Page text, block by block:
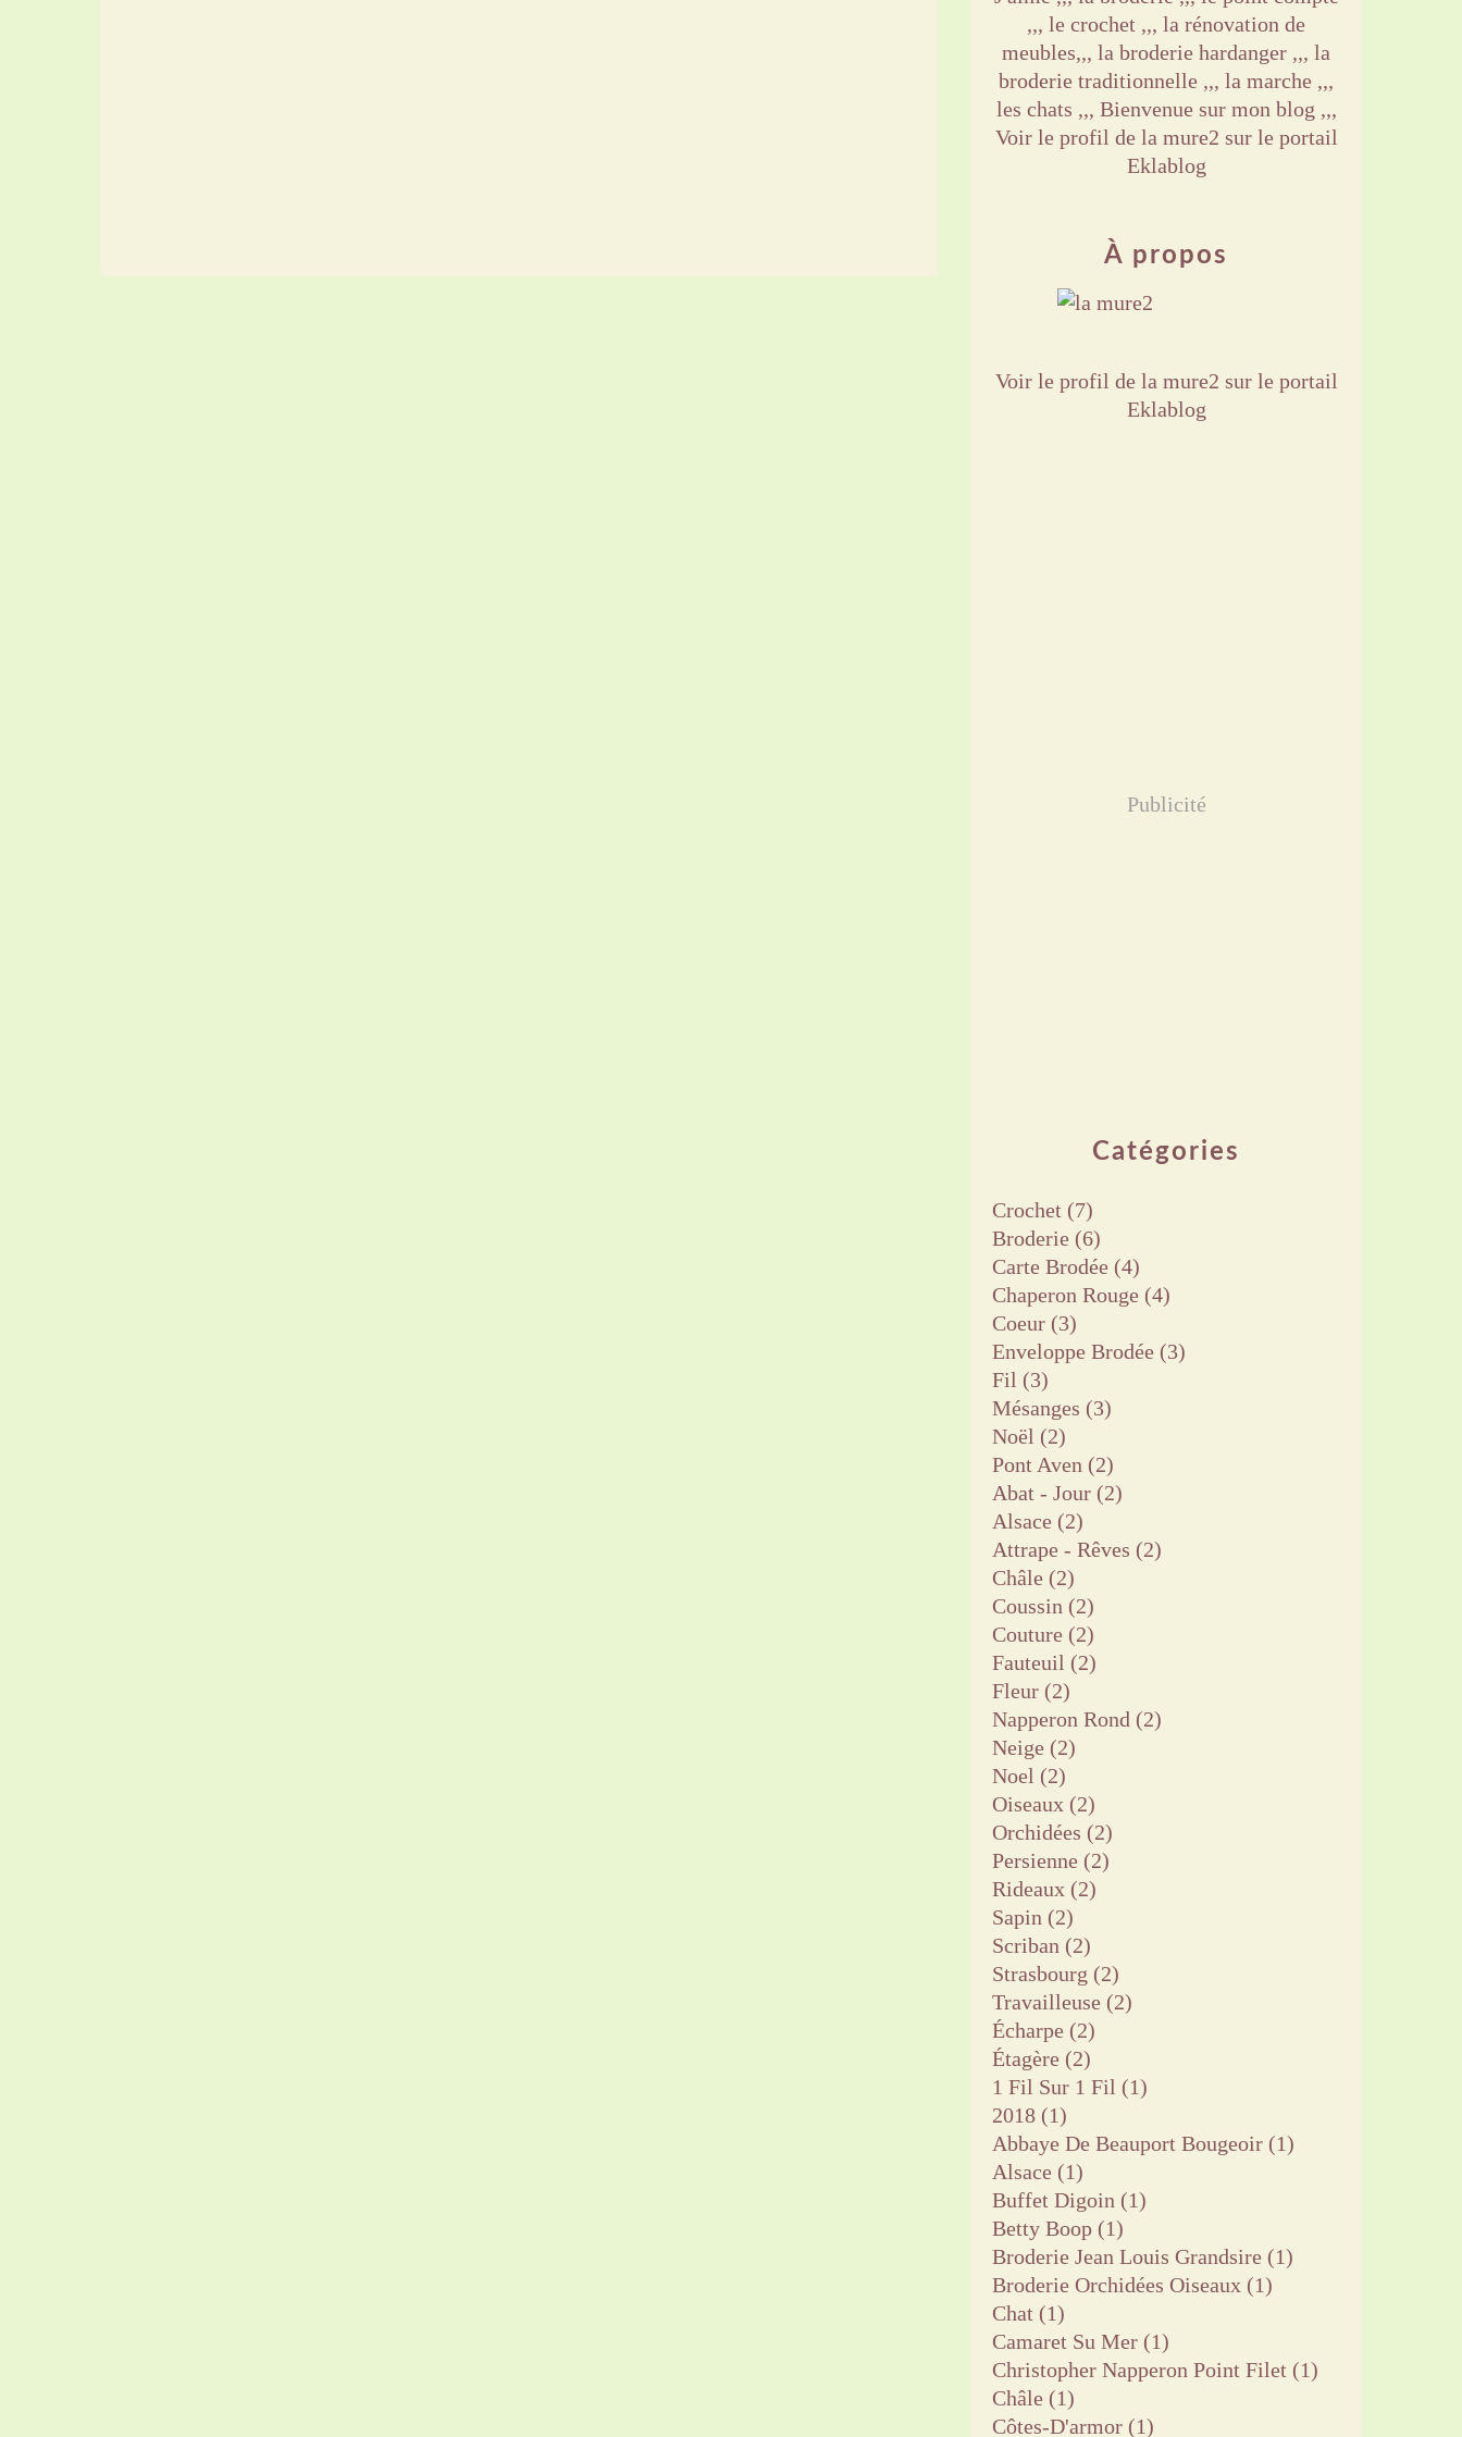
Catégories
Crochet (7)
Broderie (6)
Carte Brodée (4)
Chaperon Rouge (4)
Coeur (3)
Enveloppe Brodée (3)
Fil (3)
Mésanges (3)
Noël (2)
Pont Aven (2)
Abat - Jour (2)
Alsace (2)
Attrape - Rêves (2)
Châle (2)
Coussin (2)
Couture (2)
Fauteuil (2)
Fleur (2)
Napperon Rond (2)
Neige (2)
Noel (2)
Oiseaux (2)
Orchidées (2)
Persienne (2)
Rideaux (2)
Sapin (2)
Scriban (2)
Strasbourg (2)
Travailleuse (2)
Écharpe (2)
Étagère (2)
1 Fil Sur 1 Fil (1)
2018 (1)
Abbaye De Beauport Bougeoir (1)
Alsace (1)
Buffet Digoin (1)
Betty Boop (1)
Broderie Jean Louis Grandsire (1)
Broderie Orchidées Oiseaux (1)
Chat (1)
Camaret Su Mer (1)
Christopher Napperon Point Filet (1)
Châle (1)
Côtes-D'armor (1)
,,, le crochet ,,, la rénovation de
meubles,,, la broderie hardanger ,,, la
broderie traditionnelle ,,, la marche ,,,
les chats ,,, Bienvenue sur mon blog ,,,
Voir le profil de la mure2 sur le portail
Eklablog
À propos
Voir le profil de la mure2 sur le portail
Eklablog
Publicité